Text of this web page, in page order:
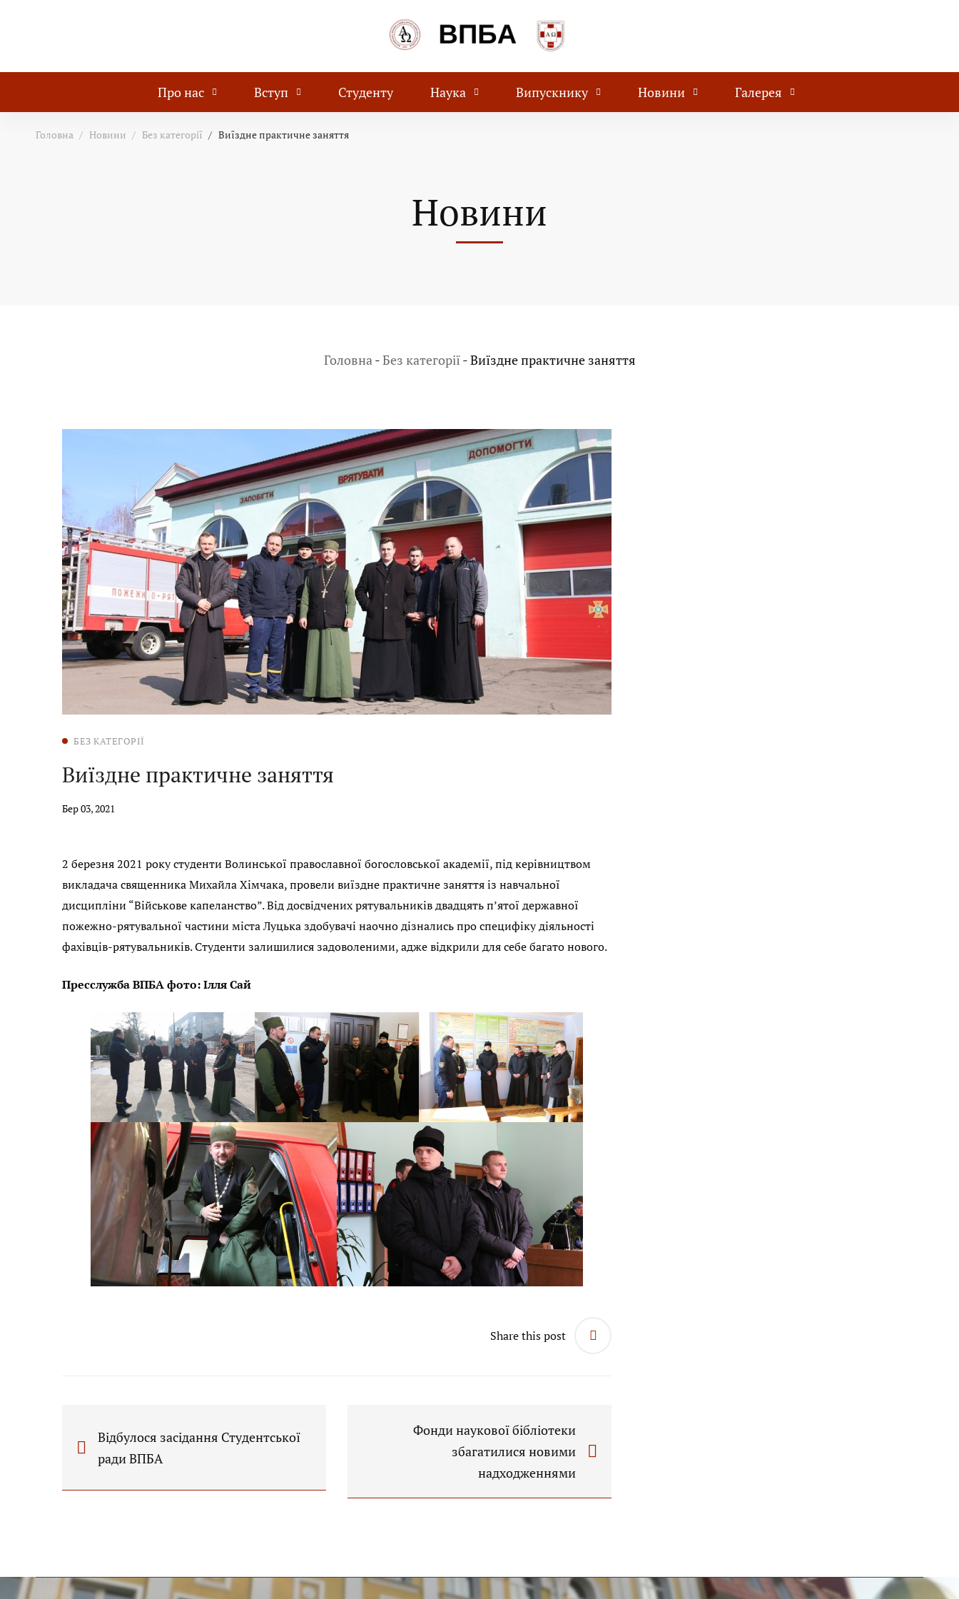
Про нас Вступ Студенту Наука Випускнику Новини Галерея
Головна Новини Без категорії Виїздне практичне заняття
Новини
Головна-Без категорії-Виїздне практичне заняття
БЕЗ КАТЕГОРІЇ
Виїздне практичне заняття
Бер 03, 2021
2 березня 2021 року студенти Волинської православної богословської академії, під керівництвом
викладача священника Михайла Хімчака, провели виїздне практичне заняття із навчальної
дисципліни “Військове капеланство”. Від досвідчених рятувальників двадцять п’ятої державної
пожежно-рятувальної частини міста Луцька здобувачі наочно дізнались про специфіку діяльності
фахівців-рятувальників. Студенти залишилися задоволеними, адже відкрили для себе багато нового.
Пресслужба ВПБА фото: Ілля Сай
Share this post
Відбулося засідання Студентської
ради ВПБА
Фонди наукової бібліотеки
збагатилися новими
надходженнями